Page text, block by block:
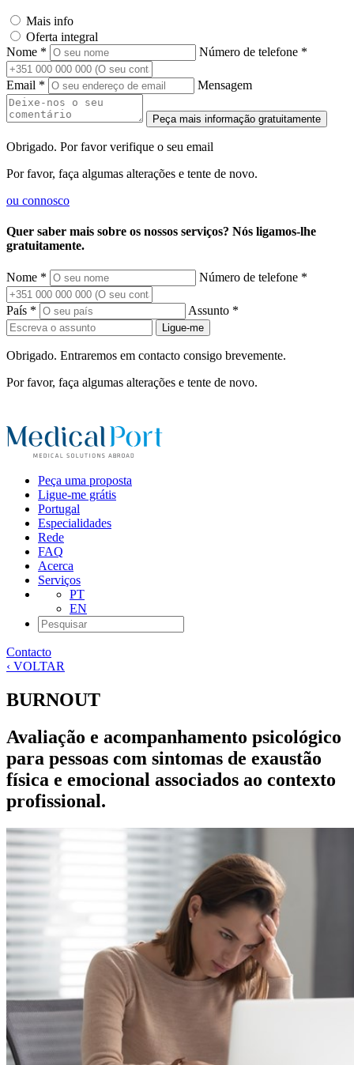
Mais info
Oferta integral
Nome *
Número de telefone *
Email * Mensagem
Peça mais informação gratuitamente
Obrigado. Por favor verifique o seu email
Por favor, faça algumas alterações e tente de novo.
ou connosco
Quer saber mais sobre os nossos serviços? Nós ligamos-lhe
gratuitamente.
Nome * Número de telefone *
País * Assunto *
Ligue-me
Obrigado. Entraremos em contacto consigo brevemente.
Por favor, faça algumas alterações e tente de novo.
Peça uma proposta
Ligue-me grátis
Portugal
Especialidades
Rede
FAQ
Acerca
Serviços
PT
EN
Contacto
‹ VOLTAR
BURNOUT
Avaliação e acompanhamento psicológico
para pessoas com sintomas de exaustão
física e emocional associados ao contexto
profissional.